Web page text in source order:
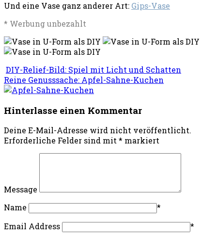
Und eine Vase ganz anderer Art: Gips-Vase
* Werbung unbezahlt
DIY-Relief-Bild: Spiel mit Licht und Schatten
Reine Genusssache: Apfel-Sahne-Kuchen
Hinterlasse einen Kommentar
Deine E-Mail-Adresse wird nicht veröffentlicht.
Erforderliche Felder sind mit* markiert
Message
Name
*
Email Address
*